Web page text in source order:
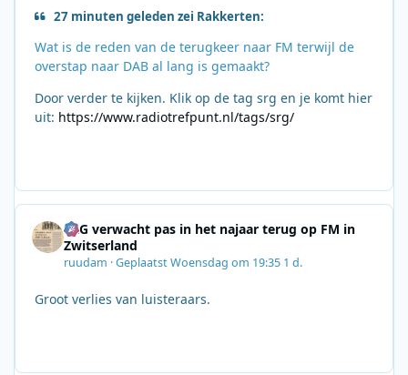
27 minuten geleden zei Rakkerten:
Wat is de reden van de terugkeer naar FM terwijl de
overstap naar DAB al lang is gemaakt?
Door verder te kijken. Klik op de tag srg en je komt hier
uit: https://www.radiotrefpunt.nl/tags/srg/
SRG verwacht pas in het najaar terug op FM in
Zwitserland
ruudam ·GeplaatstWoensdag om 19:35 1 d.
Groot verlies van luisteraars.